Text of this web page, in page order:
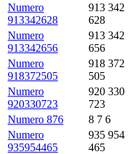
Numero
913342628
913 342
628
Numero
913342656
913 342
656
Numero
918372505
918 372
505
Numero
920330723
920 330
723
Numero 876
8 7 6
Numero
935954465
935 954
465